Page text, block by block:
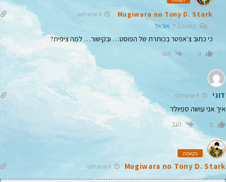
Mugiwara no Tony D. Stark 4 שנים לפני
בתגובה לאוראל
כי כתוב צ׳אפטר בכותרת של הפוסט… ובקישור… למה ציפית?
0 הגב
דוני
איך אני עושה ספיולר
0 הגב
נקאמה
Mugiwara no Tony D. Stark 4 שנים לפני